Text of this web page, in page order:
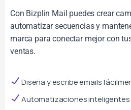
Con Bizplin Mail puedes crear
automatizar secuencias y
marca para conectar mejor con
ventas.
Diseña y escribe emails
Automatizaciones inteligentes